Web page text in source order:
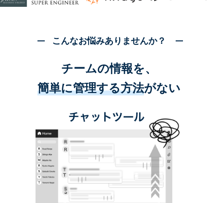
こんなお悩みありませんか？
チームの情報を、
簡単に管理する方法がない